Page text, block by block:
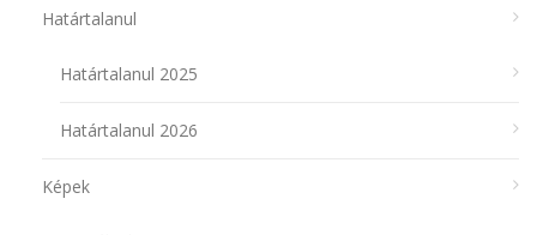
Határtalanul
Határtalanul 2025
Határtalanul 2026
Képek